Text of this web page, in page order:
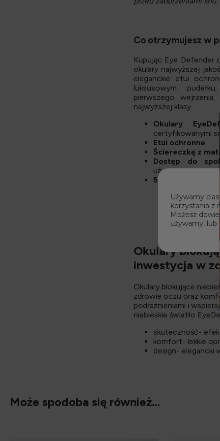
Co otrzymujesz w
Kupując Eye Defender
okulary najwyższej
eleganckie etui
luksusowym
pierwszego
najwyższej klasy.
Okulary
certyfikowanymi
Etui ochronne
Ściereczkę z
Dostęp do
użytkownikami
50-dniową
Okulary
inwestycja w
Okulary blokujące
zdrowie oczu oraz
podrażnieniami i
niebieskie światło
skuteczność-
komfort- lekkie
design- elegancki
Może spodoba się również…
Używamy
korzystania z
Możesz
używamy, lub